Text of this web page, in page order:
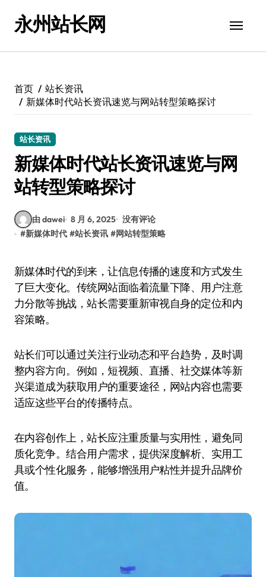
永州站长网
首页
站长资讯
新媒体时代站长资讯速览与网站转型策略探讨
站长资讯
新媒体时代站长资讯速览与网
站转型策略探讨
由 dawei 8 月 6, 2025 没有评论
#新媒体时代 #站长资讯 #网站转型策略
新媒体时代的到来，让信息传播的速度和方式发生
了巨大变化。传统网站面临着流量下降、用户注意
力分散等挑战，站长需要重新审视自身的定位和内
容策略。
站长们可以通过关注行业动态和平台趋势，及时调
整内容方向。例如，短视频、直播、社交媒体等新
兴渠道成为获取用户的重要途径，网站内容也需要
适应这些平台的传播特点。
在内容创作上，站长应注重质量与实用性，避免同
质化竞争。结合用户需求，提供深度解析、实用工
具或个性化服务，能够增强用户粘性并提升品牌价
值。